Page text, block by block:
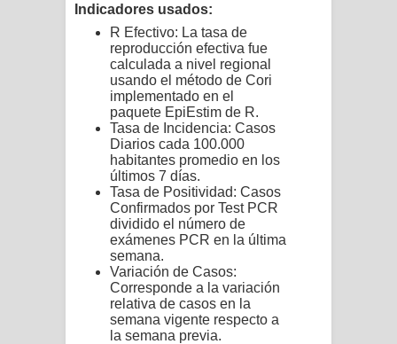
Indicadores usados:
R Efectivo: La tasa de
reproducción efectiva fue
calculada a nivel regional
usando el método de Cori
implementado en el
paquete EpiEstim de R.
Tasa de Incidencia: Casos
Diarios cada 100.000
habitantes promedio en los
últimos 7 días.
Tasa de Positividad: Casos
Confirmados por Test PCR
dividido el número de
exámenes PCR en la última
semana.
Variación de Casos:
Corresponde a la variación
relativa de casos en la
semana vigente respecto a
la semana previa.